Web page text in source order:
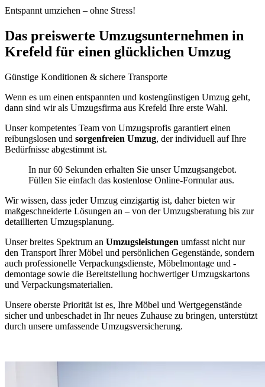
Entspannt umziehen – ohne Stress!
Das preiswerte Umzugsunternehmen in
Krefeld für einen glücklichen Umzug
Günstige Konditionen & sichere Transporte
Wenn es um einen entspannten und kostengünstigen Umzug geht,
dann sind wir als Umzugsfirma aus Krefeld Ihre erste Wahl.
Unser kompetentes Team von Umzugsprofis garantiert einen
reibungslosen und sorgenfreien Umzug, der individuell auf Ihre
Bedürfnisse abgestimmt ist.
In nur 60 Sekunden erhalten Sie unser Umzugsangebot.
Füllen Sie einfach das kostenlose Online-Formular aus.
Wir wissen, dass jeder Umzug einzigartig ist, daher bieten wir
maßgeschneiderte Lösungen an – von der Umzugsberatung bis zur
detaillierten Umzugsplanung.
Unser breites Spektrum an Umzugsleistungen umfasst nicht nur
den Transport Ihrer Möbel und persönlichen Gegenstände, sondern
auch professionelle Verpackungsdienste, Möbelmontage und -
demontage sowie die Bereitstellung hochwertiger Umzugskartons
und Verpackungsmaterialien.
Unsere oberste Priorität ist es, Ihre Möbel und Wertgegenstände
sicher und unbeschadet in Ihr neues Zuhause zu bringen, unterstützt
durch unsere umfassende Umzugsversicherung.